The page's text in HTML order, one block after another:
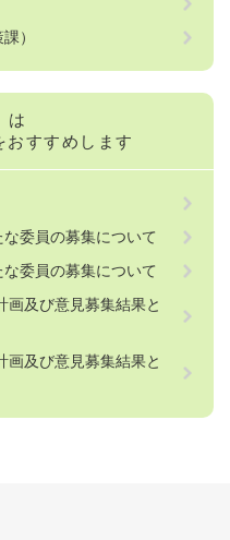
）
は
おすすめします
委員の募集について
委員の募集について
画及び意見募集結果と
画及び意見募集結果と